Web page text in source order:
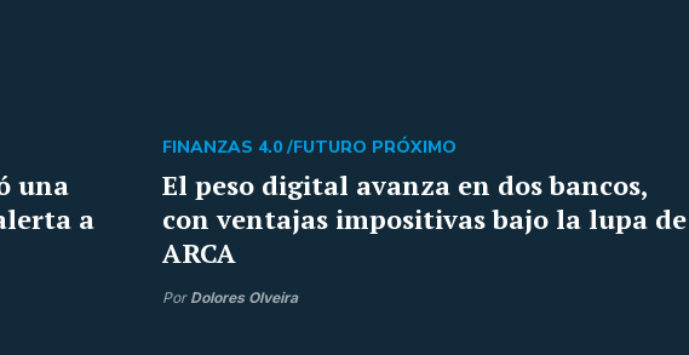
una
a
El peso digital avanza en dos bancos,
con ventajas impositivas bajo la lupa de
ARCA
FINANZAS 4.0 /FUTURO PRÓXIMO
Por Dolores Olveira